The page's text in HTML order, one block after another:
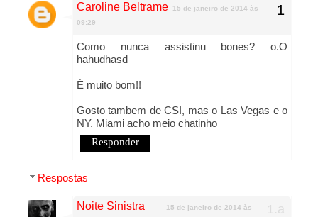
Caroline Beltrame
15 de janeiro de 2014 às
09:29
Como nunca assistinu bones? o.O
hahudhasd
É muito bom!!
Gosto tambem de CSI, mas o Las Vegas e o
NY. Miami acho meio chatinho
Responder
Respostas
Noite Sinistra
15 de janeiro de 2014 às